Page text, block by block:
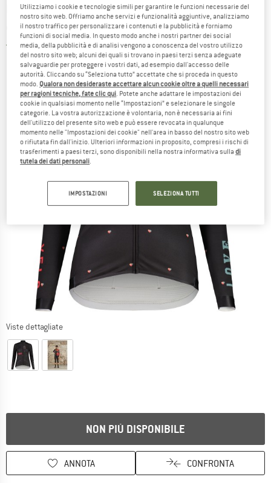
MALOJA - Women's ToadstoolM. 1/1 - Giacca
ciclismo
5,0(1)
Viste dettagliate
NON PIÙ DISPONIBILE
ANNOTA CONFRONTA
Utilizziamo i cookie e tecnologie simili per garantire le funzioni necessarie del
nostro sito web. Offriamo anche servizi e funzionalità aggiuntive, analizziamo
il nostro traffico per personalizzare i contenuti e la pubblicità e forniamo
funzioni di social media. In questo modo anche i nostri partner dei social
media, della pubblicità e di analisi vengono a conoscenza del vostro utilizzo
del nostro sito web; alcuni dei quali si trovano in paesi terzi senza adeguate
salvaguardie per proteggere i vostri dati, ad esempio dall'accesso delle
autorità. Cliccando su “Seleziona tutto” accettate che si proceda in questo
modo. Qualora non desideraste accettare alcun cookie oltre a quelli necessari
per ragioni tecniche, fate clic qui. Potete anche adattare le impostazioni dei
cookie in qualsiasi momento nelle “Impostazioni” e selezionare le singole
categorie. La vostra autorizzazione è volontaria, non è necessaria ai fini
dell'utilizzo del presente sito web e può essere revocata in qualunque
momento nelle "Impostazioni dei cookie" nell'area in basso del nostro sito web
o rifiutata fin dall'inizio. Ulteriori informazioni in proposito, compresi i rischi di
trasferimenti a paesi terzi, sono disponibili nella nostra informativa sulladi
tutela dei dati personali.
IMPOSTAZIONI SELEZIONA TUTTI